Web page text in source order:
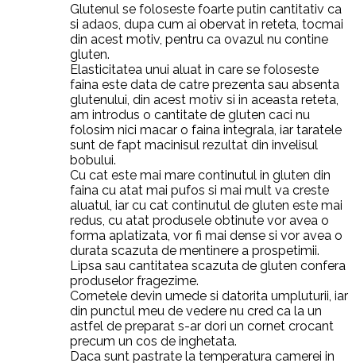
Glutenul se foloseste foarte putin cantitativ ca
si adaos, dupa cum ai obervat in reteta, tocmai
din acest motiv, pentru ca ovazul nu contine
gluten.
Elasticitatea unui aluat in care se foloseste
faina este data de catre prezenta sau absenta
glutenului, din acest motiv si in aceasta reteta,
am introdus o cantitate de gluten caci nu
folosim nici macar o faina integrala, iar taratele
sunt de fapt macinisul rezultat din invelisul
bobului.
Cu cat este mai mare continutul in gluten din
faina cu atat mai pufos si mai mult va creste
aluatul, iar cu cat continutul de gluten este mai
redus, cu atat produsele obtinute vor avea o
forma aplatizata, vor fi mai dense si vor avea o
durata scazuta de mentinere a prospetimii.
Lipsa sau cantitatea scazuta de gluten confera
produselor fragezime.
Cornetele devin umede si datorita umpluturii, iar
din punctul meu de vedere nu cred ca la un
astfel de preparat s-ar dori un cornet crocant
precum un cos de inghetata.
Daca sunt pastrate la temperatura camerei in